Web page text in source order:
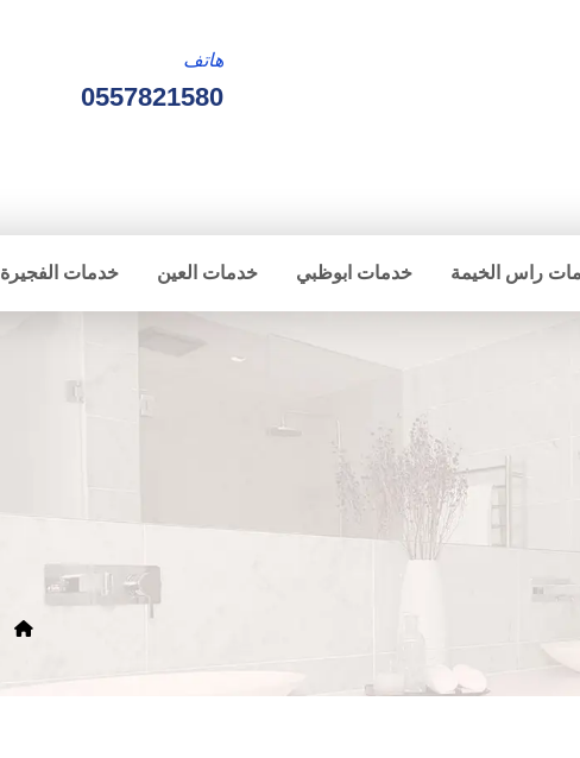
هاتف
0557821580
راس الخيمة خدمات ابوظبي خدمات العين خدمات الفجيرة